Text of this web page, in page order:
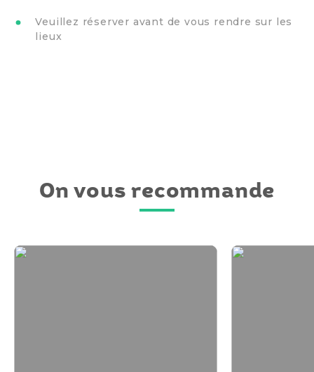
Veuillez réserver avant de vous rendre sur les
lieux
On vous recommande